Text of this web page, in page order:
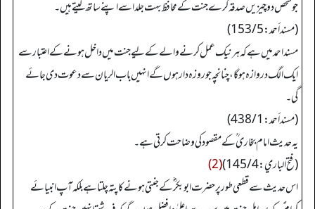
جو شخص دو چیزیں صدقہ کرے جنت کے محافظ بہت جلد اسے اپنے ساتھ لیتے ہیں۔
(مسندأحمد: 153/5)
مسند احمد میں ہے کہ ہر نیک عمل کرنے والے کے لیے جنت میں داخل ہونے کے اعتبار سے
ایک الگ دروازہ ہو گا، چنانچہ جو روزہ دار ہوں گے انہیں باب الریان سے دعوت دی جائے
گی۔
(مسندأحمد: 438/1)
یہ حدیث امام بخاری ؒ کے مقصود کی وضاحت کرتی ہے۔
(فتح الباري: 145/4)
(2)
اس حدیث سے قطعی طور پر حضرت ابوبکر ؓ کے جنتی ہونے کا پتہ چلتا ہے بلکہ آپ انبیائے